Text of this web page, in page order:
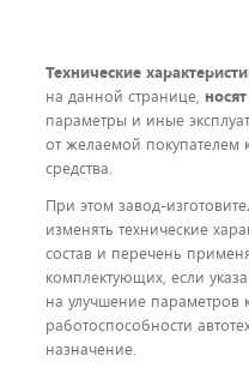
Технические
на данной странице,
параметры и иные
от желаемой покупателем
средства.
При этом завод-
изменять технические
состав и перечень
комплектующих, если
на улучшение параметров
работоспособности
назначение.